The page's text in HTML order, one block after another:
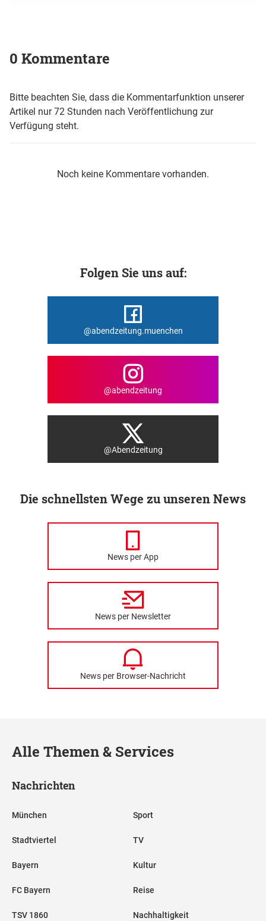
0 Kommentare
Bitte beachten Sie, dass die Kommentarfunktion unserer
Artikel nur 72 Stunden nach Veröffentlichung zur
Verfügung steht.
Noch keine Kommentare vorhanden.
Folgen Sie uns auf:
@abendzeitung.muenchen
@abendzeitung
@Abendzeitung
Die schnellsten Wege zu unseren News
News per App
News per Newsletter
News per Browser-Nachricht
Alle Themen & Services
Nachrichten
München
Stadtviertel
Bayern
FC Bayern
TSV 1860
Sport
TV
Kultur
Reise
Nachhaltigkeit